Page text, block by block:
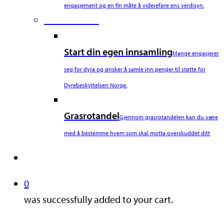
engasjement og en fin måte å videreføre ens verdisyn.
Start din egen innsamlingMange engasjerer
seg for dyra og ønsker å samle inn penger til støtte for
Dyrebeskyttelsen Norge.
GrasrotandelGjennom grasrotandelen kan du være
med å bestemme hvem som skal motta overskuddet ditt
0
was successfully added to your cart.